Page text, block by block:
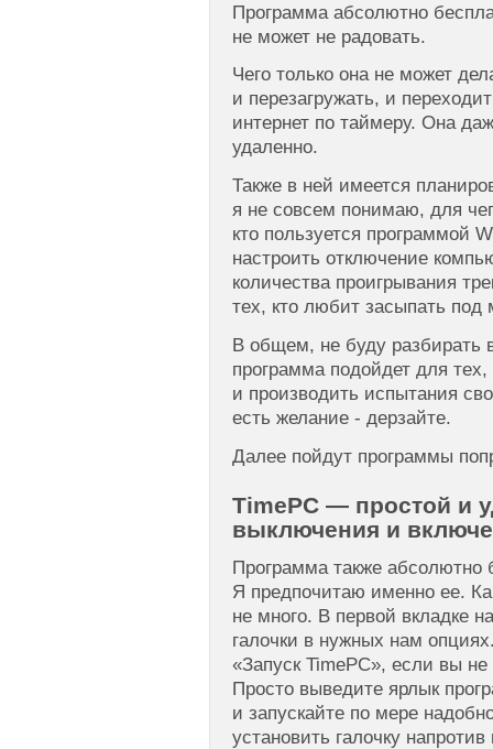
Программа абсолютно
не может не радовать.
Чего только она не может
и перезагружать, и
интернет по таймеру. Она
удаленно.
Также в ней имеется
я не совсем понимаю, для
кто пользуется программой
настроить отключение
количества проигрывания
тех, кто любит засыпать под
В общем, не буду разбирать
программа подойдет для
и производить испытания
есть желание - дерзайте.
Далее пойдут программы
TimePC — простой и
выключения и
Программа также абсолютно
Я предпочитаю именно ее.
не много. В первой вкладке
галочки в нужных нам
«Запуск TimePC», если вы
Просто выведите ярлык
и запускайте по мере
установить галочку